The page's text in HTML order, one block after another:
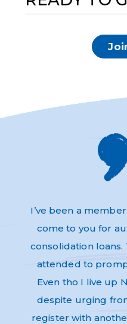
I’ve been a member
come to you for
consolidation loans.
attended to
Even tho I live up
despite urging
register with